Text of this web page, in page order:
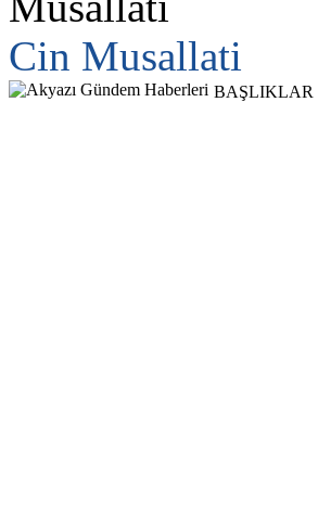
Cin Musallati
BAŞLIKLAR